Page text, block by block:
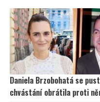
Daniela Brzobohatá se
chvástání obrátila proti